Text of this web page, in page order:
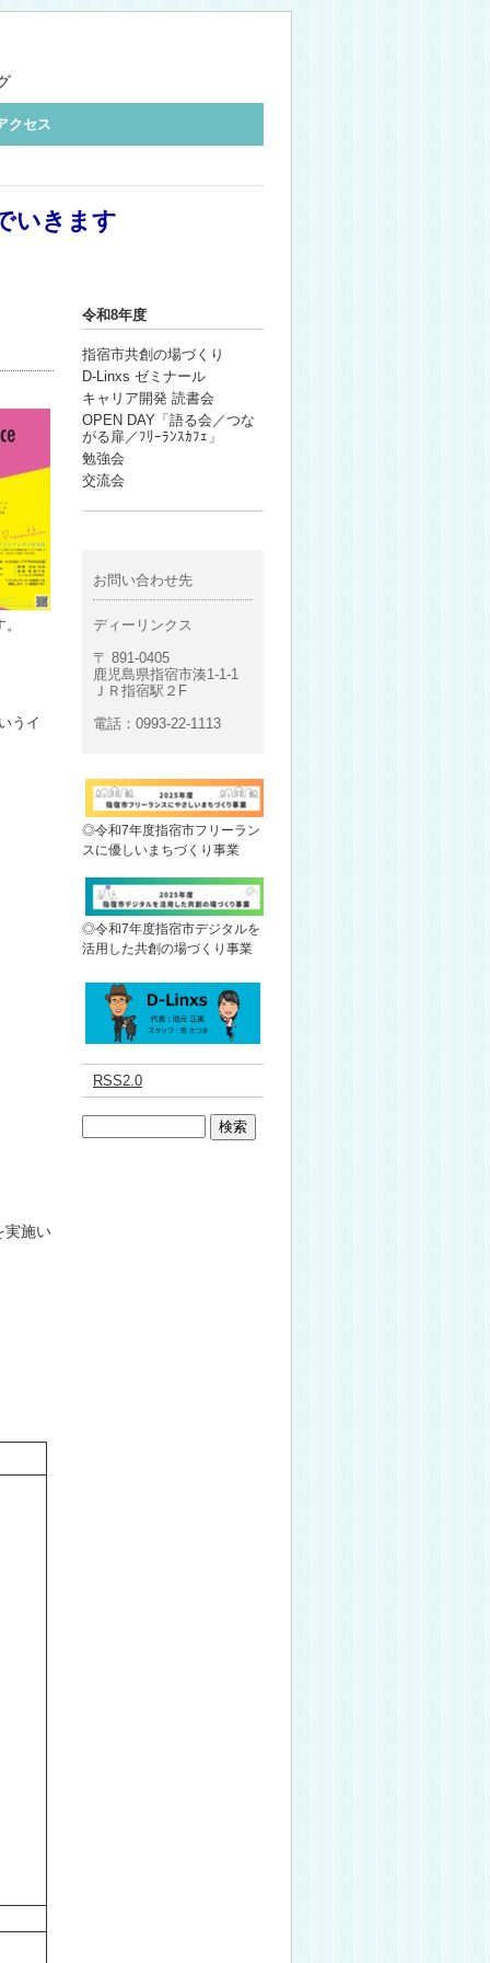
クセス
いきます
うイ
実施い
令和8年度
指宿市共創の場づくり
D-Linxs ゼミナール
キャリア開発 読書会
OPEN DAY「語る会／つな
がる扉／ﾌﾘｰﾗﾝｽｶﾌｪ」
勉強会
交流会
お問い合わせ先
ディーリンクス
〒 891-0405
鹿児島県指宿市湊1-1-1
ＪＲ指宿駅２F
電話：0993-22-1113
◎令和7年度指宿市フリーラン
スに優しいまちづくり事業
◎令和7年度指宿市デジタルを
活用した共創の場づくり事業
RSS2.0